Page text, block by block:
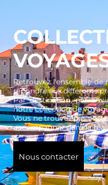
Retrouvez l'ensemble de
répondre aux différents
Par destination, par
notre collection de
Vous ne trouvez pas
accompagner dans la
Nous contacter